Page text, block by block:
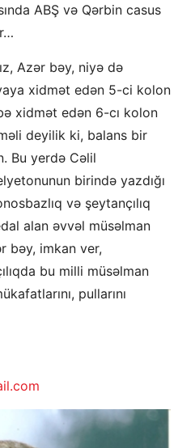
ABŞ və Qərbin casus
Azər bəy, niyə də
xidmət edən 5-ci kolon
xidmət edən 6-cı kolon
deyilik ki, balans bir
Bu yerdə Cəlil
birində yazdığı
və şeytançılıq
alan əvvəl müsəlman
bəy, imkan ver,
bu milli müsəlman
pullarını